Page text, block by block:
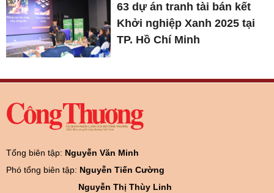
63 dự án tranh tài bán kết
Khởi nghiệp Xanh 2025 tại
TP. Hồ Chí Minh
Tổng biên tập: Nguyễn Văn Minh
Phó tổng biên tập: Nguyễn Tiến Cường
Nguyễn Thị Thùy Linh